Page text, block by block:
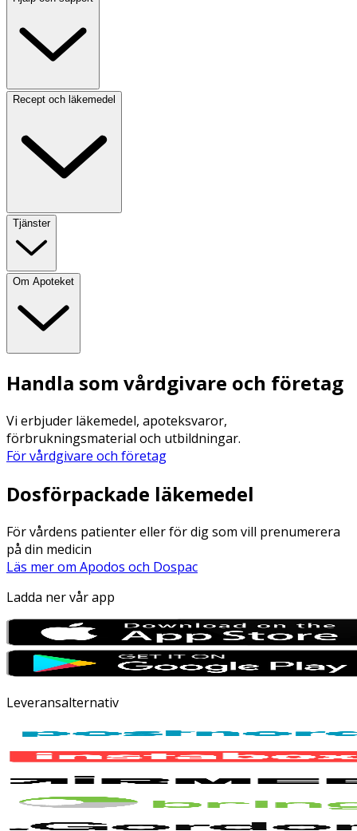
Recept och läkemedel
Tjänster
Om Apoteket
Handla som vårdgivare och företag
Vi erbjuder läkemedel, apoteksvaror,
förbrukningsmaterial och utbildningar.
För vårdgivare och företag
Dosförpackade läkemedel
För vårdens patienter eller för dig som vill prenumerera
på din medicin
Läs mer om Apodos och Dospac
Ladda ner vår app
Leveransalternativ